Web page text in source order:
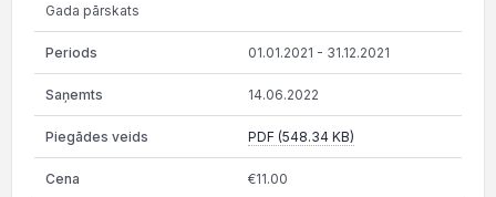
Gada pārskats
01.01.2021 - 31.12.2021
14.06.2022
PDF (548.34 KB)
€11.00